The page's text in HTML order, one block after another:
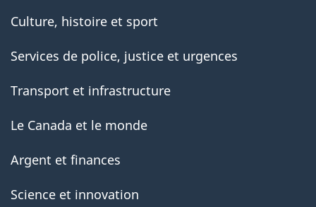
Culture, histoire et sport
Services de police, justice et urgences
Transport et infrastructure
Le Canada et le monde
Argent et finances
Science et innovation